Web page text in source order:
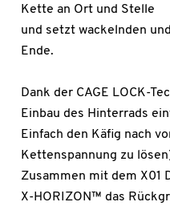
Kette an Ort und Stelle
und setzt wackelnden
Ende.
Dank der CAGE LOCK-
Einbau des Hinterrads
Einfach den Käfig nach
Kettenspannung zu
Zusammen mit dem X01
X-HORIZON™ das